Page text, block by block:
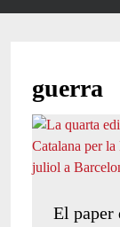
guerra
El paper